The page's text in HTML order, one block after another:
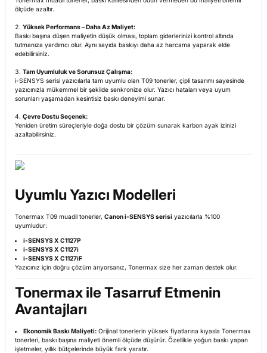
ölçüde azaltır.
Yüksek Performans – Daha Az Maliyet:
Baskı başına düşen maliyetin düşük olması, toplam giderlerinizi kontrol altında
tutmanıza yardımcı olur. Aynı sayıda baskıyı daha az harcama yaparak elde
edebilirsiniz.
Tam Uyumluluk ve Sorunsuz Çalışma:
i-SENSYS serisi yazıcılarla tam uyumlu olan T09 tonerler, çipli tasarımı sayesinde
yazıcınızla mükemmel bir şekilde senkronize olur. Yazıcı hataları veya uyum
sorunları yaşamadan kesintisiz baskı deneyimi sunar.
Çevre Dostu Seçenek:
Yeniden üretim süreçleriyle doğa dostu bir çözüm sunarak karbon ayak izinizi
azaltabilirsiniz.
Uyumlu Yazıcı Modelleri
Tonermax T09 muadil tonerler, Canon i-SENSYS serisi yazıcılarla %100
uyumludur:
i-SENSYS X C1127P
i-SENSYS X C1127i
i-SENSYS X C1127iF
Yazıcınız için doğru çözüm arıyorsanız, Tonermax size her zaman destek olur.
Tonermax ile Tasarruf Etmenin
Avantajları
Ekonomik Baskı Maliyeti: Orijinal tonerlerin yüksek fiyatlarına kıyasla Tonermax
tonerleri, baskı başına maliyeti önemli ölçüde düşürür. Özellikle yoğun baskı yapan
işletmeler, yıllık bütçelerinde büyük fark yaratır.